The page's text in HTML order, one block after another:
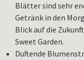
Blätter sind sehr
Getränk in den
Blick auf die
Sweet Garden.
Duftende